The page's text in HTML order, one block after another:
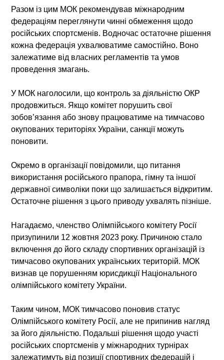
Разом із цим МОК рекомендував міжнародним
федераціям переглянути чинні обмеження щодо
російських спортсменів. Водночас остаточне рішення
кожна федерація ухвалюватиме самостійно. Воно
залежатиме від власних регламентів та умов
проведення змагань.
У МОК наголосили, що контроль за діяльністю ОКР
продовжиться. Якщо комітет порушить свої
зобов’язання або знову працюватиме на тимчасово
окупованих територіях України, санкції можуть
поновити.
Окремо в організації повідомили, що питання
використання російського прапора, гімну та іншої
державної символіки поки що залишається відкритим.
Остаточне рішення з цього приводу ухвалять пізніше.
Нагадаємо, членство Олімпійського комітету Росії
призупинили 12 жовтня 2023 року. Причиною стало
включення до його складу спортивних організацій із
тимчасово окупованих українських територій. МОК
визнав це порушенням юрисдикції Національного
олімпійського комітету України.
Таким чином, МОК тимчасово поновив статус
Олімпійського комітету Росії, але не припинив нагляд
за його діяльністю. Подальші рішення щодо участі
російських спортсменів у міжнародних турнірах
залежатимуть від позиції спортивних федерацій і